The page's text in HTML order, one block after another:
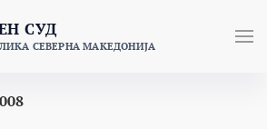
СУД
СЕВЕРНА МАКЕДОНИЈА